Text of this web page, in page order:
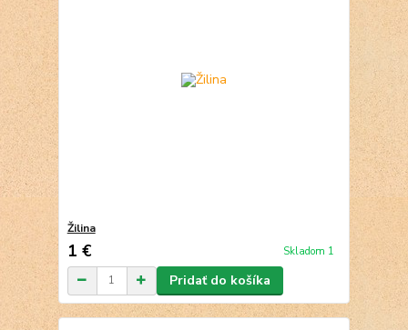
Žilina
1 € Skladom 1
Pridať do košíka